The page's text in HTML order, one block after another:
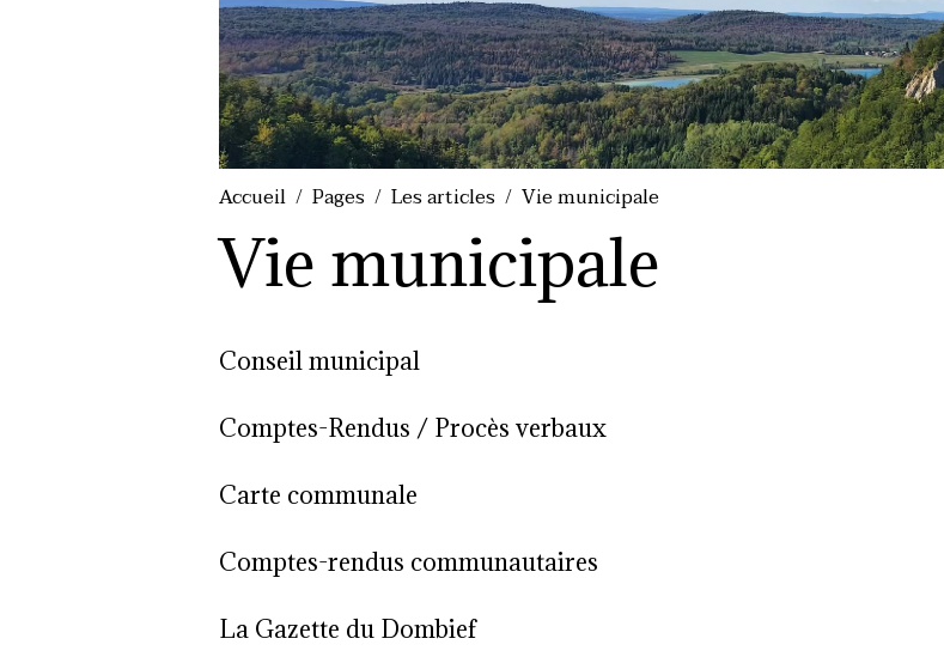
Accueil Pages Les articles Vie municipale
Vie municipale
Conseil municipal
Comptes-Rendus / Procès verbaux
Carte communale
Comptes-rendus communautaires
La Gazette du Dombief